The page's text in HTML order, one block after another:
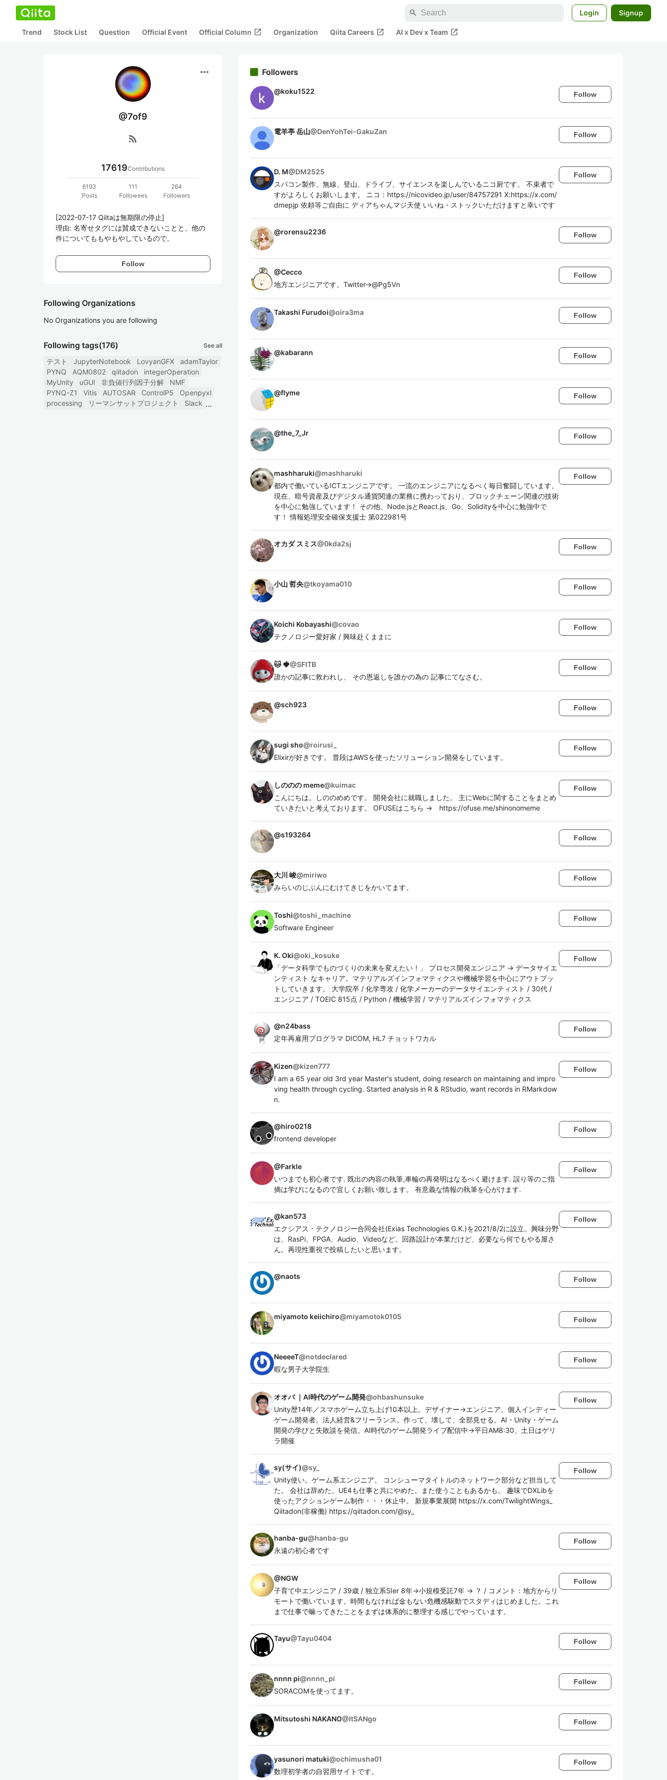
search Login Signup
Trend Stock List Question Official Event Official Column open_in_new Organization Qiita Careers open_in_new AI x Dev x Team open_in_new
more_horiz
@7of9
rss_feed
17619Contributions
6193
Posts
111
Followees
264
Followers
[2022-07-17 Qiitaは無期限の停止]
理由: 名寄せタグには賛成できないことと、他の
件についてももやもやしているので。
Follow
Following Organizations
No Organizations you are following
Following tags(176) See all
テスト JupyterNotebook LovyanGFX
adamTaylor
PYNQ
AQM0802 qiitadon
integerOperation
MyUnity
uGUI 非負値行列因子分解
NMF
PYNQ-Z1
Vitis AUTOSAR ControlP5
Openpyxl
processing
リーマンサットプロジェクト Slack
Followers
@koku1522 Follow
電羊亭 岳山@DenYohTei-GakuZan Follow
D. M@DM2525
スパコン製作、無線、登山、ドライブ、サイエンスを楽しんでいるニコ厨です。 不束者で
すがよろしくお願いします。 ニコ：https://nicovideo.jp/user/84757291 X:https://x.com/
dmepjp 依頼等ご自由に ディアちゃんマジ天使 いいね・ストックいただけますと幸いです
Follow
@rorensu2236 Follow
@Cecco
地方エンジニアです。Twitter→@Pg5Vn
Follow
Takashi Furudoi@oira3ma Follow
@kabarann Follow
@flyme Follow
@the_7_Jr Follow
mashharuki@mashharuki
都内で働いているICTエンジニアです。 一流のエンジニアになるべく毎日奮闘しています。
現在、暗号資産及びデジタル通貨関連の業務に携わっており、ブロックチェーン関連の技術
を中心に勉強しています！ その他、Node.jsとReact.js、Go、Solidityを中心に勉強中で
す！ 情報処理安全確保支援士 第022981号
Follow
オカダ スミス@0kda2sj Follow
小山 哲央@tkoyama010 Follow
Koichi Kobayashi@covao
テクノロジー愛好家 / 興味赴くままに
Follow
🐱 🍓@SFITB
誰かの記事に救われし、 その恩返しを誰かの為の 記事にてなさむ。
Follow
@sch923 Follow
sugi sho@roirusi_
Elixirが好きです。 普段はAWSを使ったソリューション開発をしています。
Follow
しののの meme@kuimac
こんにちは。しののめめです。 開発会社に就職しました。 主にWebに関することをまとめ
ていきたいと考えております。 OFUSEはこちら → https://ofuse.me/shinonomeme
Follow
@s193264 Follow
大川 峻@miriwo
みらいのじぶんにむけてきじをかいてます。
Follow
Toshi@toshi_machine
Software Engineer
Follow
K. Oki@oki_kosuke
「データ科学でものづくりの未来を変えたい！」 プロセス開発エンジニア → データサイエ
ンティスト なキャリア。マテリアルズインフォマティクスや機械学習を中心にアウトプッ
トしていきます。 大学院卒 / 化学専攻 / 化学メーカーのデータサイエンティスト / 30代 /
エンジニア / TOEIC 815点 / Python / 機械学習 / マテリアルズインフォマティクス
Follow
@n24bass
定年再雇用プログラマ DICOM, HL7 チョットワカル
Follow
Kizen@kizen777
I am a 65 year old 3rd year Master's student, doing research on maintaining and impro
ving health through cycling. Started analysis in R & RStudio, want records in RMarkdow
n.
Follow
@hiro0218
frontend developer
Follow
@Farkle
いつまでも初心者です. 既出の内容の執筆,車輪の再発明はなるべく避けます. 誤り等のご指
摘は学びになるので宜しくお願い致します。 有意義な情報の執筆を心がけます.
Follow
@kan573
エクシアス・テクノロジー合同会社(Exias Technologies G.K.)を2021/8/2に設立。興味分野
は、RasPi、FPGA、Audio、Videoなど。回路設計が本業だけど、必要なら何でもやる屋さ
ん。再現性重視で投稿したいと思います。
Follow
@naots Follow
miyamoto keiichiro@miyamotok0105 Follow
NeeeeT@notdeclared
暇な男子大学院生
Follow
オオバ ｜AI時代のゲーム開発@ohbashunsuke
Unity歴14年／スマホゲーム立ち上げ10本以上。デザイナー→エンジニア。個人インディー
ゲーム開発者。法人経営&フリーランス。作って、壊して、全部見せる。AI・Unity・ゲーム
開発の学びと失敗談を発信。AI時代のゲーム開発ライブ配信中→平日AM8:30、土日はゲリ
ラ開催
Follow
sy(サイ)@sy_
Unity使い。ゲーム系エンジニア。 コンシューマタイトルのネットワーク部分など担当して
た。 会社は辞めた。UE4も仕事と共にやめた。また使うこともあるかも。 趣味でDXLibを
使ったアクションゲーム制作・・・休止中。 新規事業展開 https://x.com/TwilightWings_
Qiitadon(非稼働) https://qiitadon.com/@sy_
Follow
hanba-gu@hanba-gu
永遠の初心者です
Follow
@NGW
子育て中エンジニア / 39歳 / 独立系SIer 8年→小規模受託7年 → ？ / コメント：地方からリ
モートで働いています。時間もなければ金もない危機感駆動でスタディはじめました。これ
まで仕事で噛ってきたことをまずは体系的に整理する感じでやっています。
Follow
Tayu@Tayu0404 Follow
nnnn pi@nnnn_pi
SORACOMを使ってます。
Follow
Mitsutoshi NAKANO@ItSANgo Follow
yasunori matuki@ochimusha01
数理初学者の自習用サイトです。
Follow